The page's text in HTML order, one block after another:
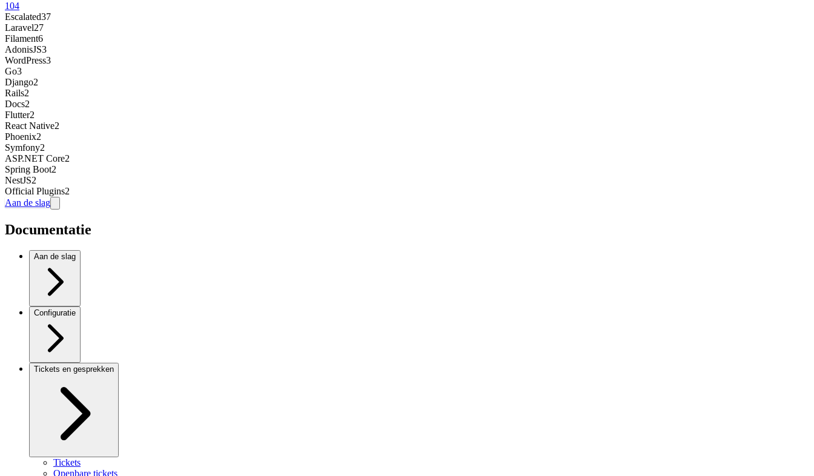
104
Escalated37
Laravel27
Filament6
AdonisJS3
WordPress3
Go3
Django2
Rails2
Docs2
Flutter2
React Native2
Phoenix2
Symfony2
ASP.NET Core2
Spring Boot2
NestJS2
Official Plugins2
Aan de slag
Documentatie
Aan de slag
Configuratie
Tickets en gesprekken
Tickets
Openbare tickets